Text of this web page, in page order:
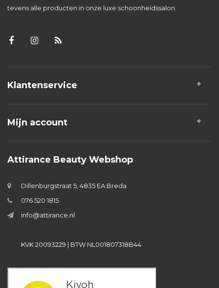
tevens alle producten in onze luxe schoonheidssalon.
Klantenservice
Mijn account
Attirance Beauty Webshop
Dillenburgstraat 5, 4835 EA Breda
076 520 1815
info@attirance.nl
KVK 20093229 | BTW NL001807318B44